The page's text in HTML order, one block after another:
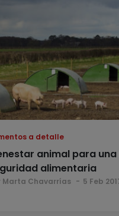
a detalle
animal para
alimentaria
Marta Chavarrías 5 Feb